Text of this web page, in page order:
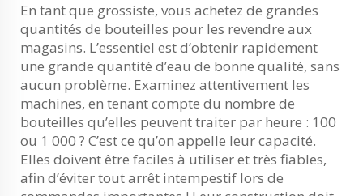
En tant que grossiste, vous achetez de grandes
quantités de bouteilles pour les revendre aux
magasins. L’essentiel est d’obtenir rapidement
une grande quantité d’eau de bonne qualité, sans
aucun problème. Examinez attentivement les
machines, en tenant compte du nombre de
bouteilles qu’elles peuvent traiter par heure : 100
ou 1 000 ? C’est ce qu’on appelle leur capacité.
Elles doivent être faciles à utiliser et très fiables,
afin d’éviter tout arrêt intempestif lors de